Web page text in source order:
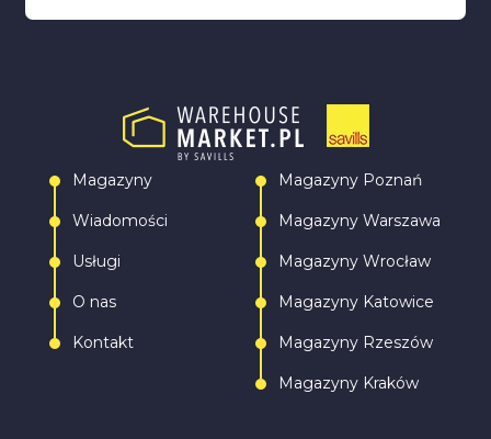
Magazyny
Wiadomości
Usługi
O nas
Kontakt
Magazyny Poznań
Magazyny Warszawa
Magazyny Wrocław
Magazyny Katowice
Magazyny Rzeszów
Magazyny Kraków